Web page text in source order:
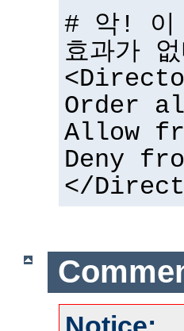
# 악! 이
효과가
Order
Allow
Deny
</